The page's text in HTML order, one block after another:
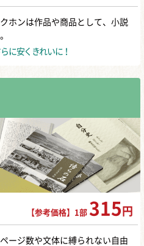
ホンは作品や商品として、小説
に安くきれいに！
【参考価格】1部 315 円
ージ数や文体に縛られない自由